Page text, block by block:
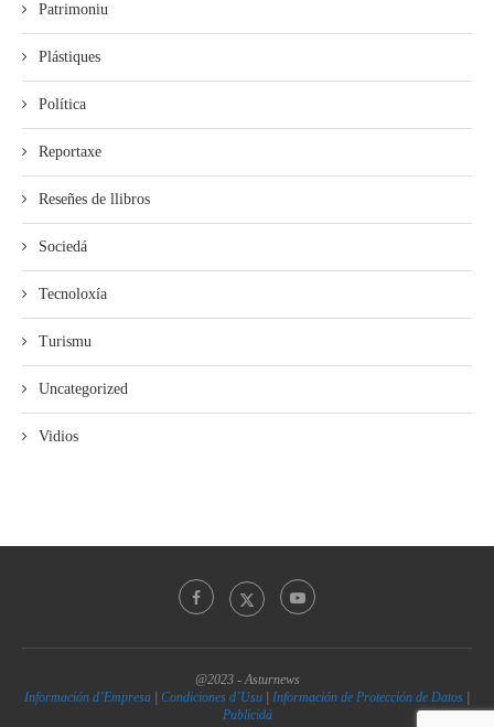
Patrimoniu
Plástiques
Política
Reportaxe
Reseñes de llibros
Sociedá
Tecnoloxía
Turismu
Uncategorized
Vidios
@2023 - Asturnews
Información d’Empresa
Condiciones d’Usu Información de Protección de Datos
Publicidá